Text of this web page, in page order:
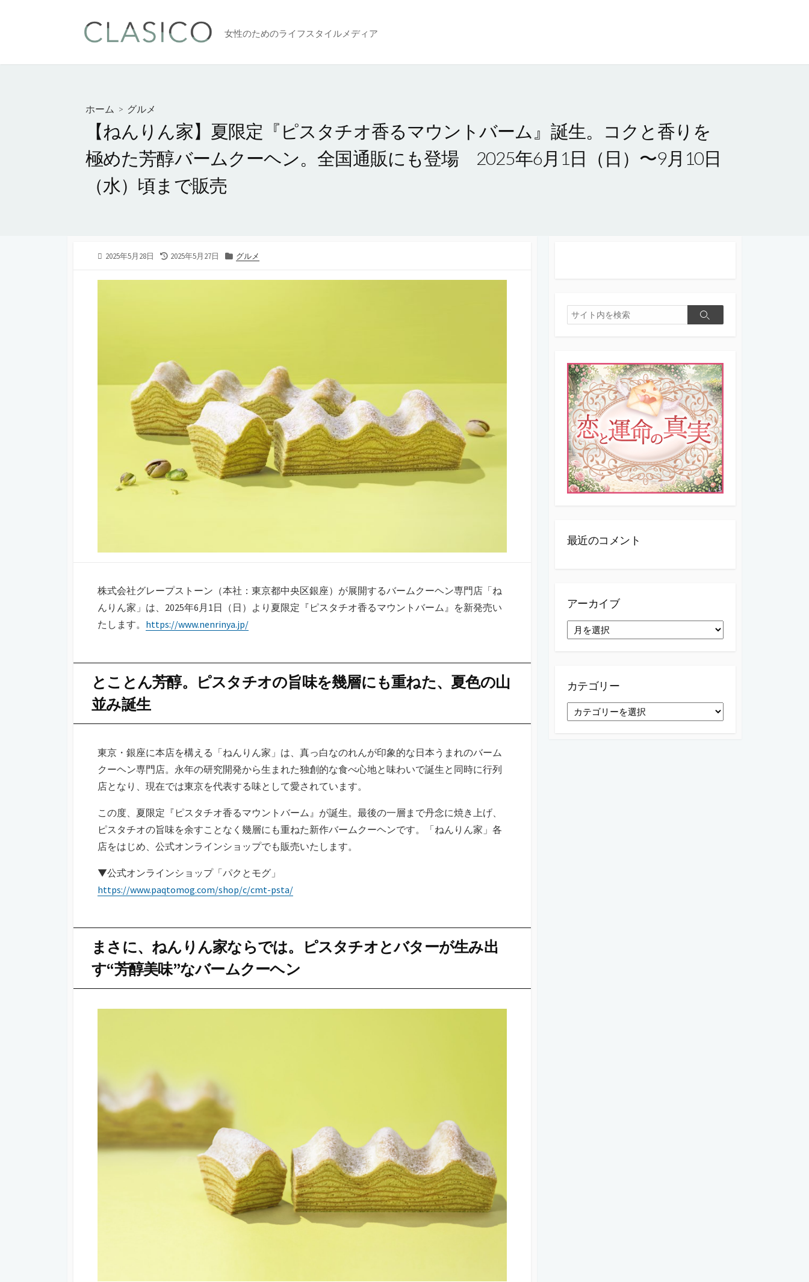
女性のためのライフスタイルメディア
ホーム > グルメ
【ねんりん家】夏限定『ピスタチオ香るマウントバーム』誕生。コクと香りを
極めた芳醇バームクーヘン。全国通販にも登場 2025年6月1日（日）〜9月10日
（水）頃まで販売
公
日
2025年5月28日
最
更
2025年5月27日
カ
ゴ
グルメ
株式会社グレープストーン（本社：東京都中央区銀座）が展開するバームクーヘン専門店「ね
んりん家」は、2025年6月1日（日）より夏限定『ピスタチオ香るマウントバーム』を新発売い
たします。 https://www.nenrinya.jp/
とことん芳醇。ピスタチオの旨味を幾層にも重ねた、夏色の山
並み誕生
東京・銀座に本店を構える「ねんりん家」は、真っ白なのれんが印象的な日本うまれのバーム
クーヘン専門店。永年の研究開発から生まれた独創的な食べ心地と味わいで誕生と同時に行列
店となり、現在では東京を代表する味として愛されています。
この度、夏限定『ピスタチオ香るマウントバーム』が誕生。最後の一層まで丹念に焼き上げ、
ピスタチオの旨味を余すことなく幾層にも重ねた新作バームクーヘンです。「ねんりん家」各
店をはじめ、公式オンラインショップでも販売いたします。
▼公式オンラインショップ「パクとモグ」
https://www.paqtomog.com/shop/c/cmt-psta/
まさに、ねんりん家ならでは。ピスタチオとバターが生み出
す“芳醇美味”なバームクーヘン
検
索
検
最近のコメント
アーカイブ
ア
ー
カテゴリー
カ
テ